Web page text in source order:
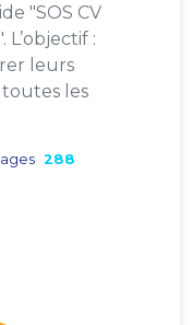
"SOS CV
:
leurs
les
288